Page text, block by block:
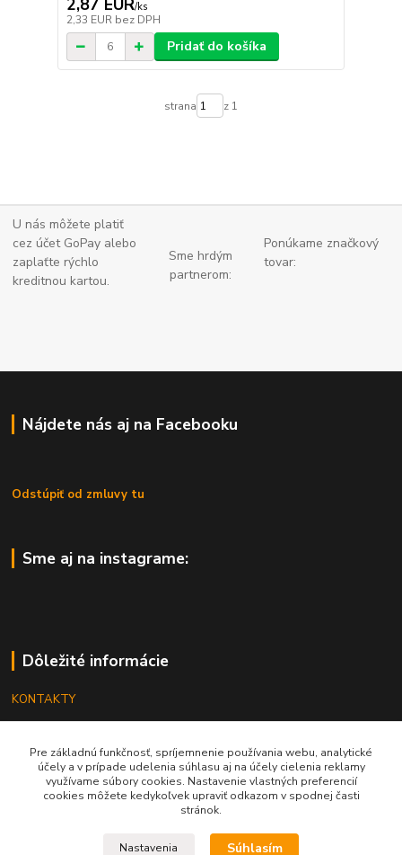
2,87 EUR/ks
2,33 EUR bez DPH
Pridať do košíka
strana z 1
U nás môžete platiť
cez účet GoPay alebo
zaplaťte rýchlo
kreditnou kartou.
Sme hrdým
partnerom:
Ponúkame značkový
tovar:
Nájdete nás aj na Facebooku
Odstúpiť od zmluvy tu
Sme aj na instagrame:
Dôležité informácie
KONTAKTY
REKLAMÁCIE
KATALÓGY
Pre základnú funkčnosť, spríjemnenie používania webu, analytické
účely a v prípade udelenia súhlasu aj na účely cielenia reklamy
využívame súbory cookies. Nastavenie vlastných preferencií
cookies môžete kedykoľvek upraviť odkazom v spodnej časti
stránok.
Nastavenia Súhlasím